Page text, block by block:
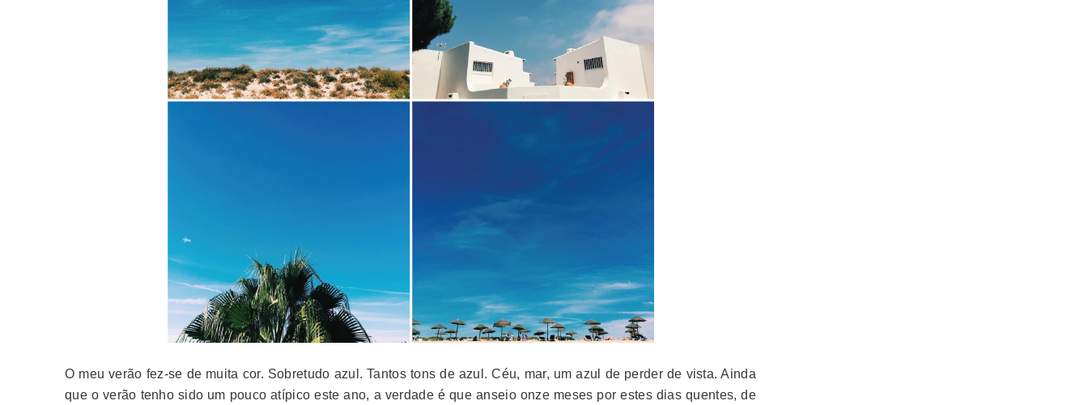
O meu verão fez-se de muita cor. Sobretudo azul. Tantos tons de azul. Céu, mar, um azul de perder de vista. Ainda
que o verão tenho sido um pouco atípico este ano, a verdade é que anseio onze meses por estes dias quentes, de